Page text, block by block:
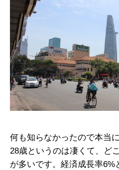
何も知らなかったので本当
28歳というのは凄くて、ど
が多いです。経済成長率6%